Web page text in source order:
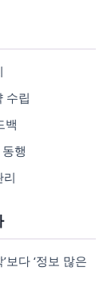
수립
백
행
보다 ‘정보 많은